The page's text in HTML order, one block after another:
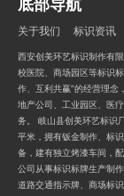
关于我们 标识资讯
西安创美环艺标识制作有
校医院、商场园区等标识
作、互利共赢”的经营理念
地产公司、工业园区、医
务。 岐山县创美环艺标识
平米，拥有钣金制作、标
备，建有独立烤漆车间，
公司从事标识标牌生产制
道路交通指示牌、商场标